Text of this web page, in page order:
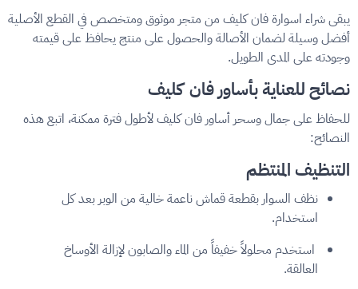
يبقى شراء اسوارة فان كليف من متجر موثوق ومتخصص في القطع الأصلية
أفضل وسيلة لضمان الأصالة والحصول على منتج يحافظ على قيمته
وجودته على المدى الطويل.
نصائح للعناية بأساور فان كليف
للحفاظ على جمال وسحر أساور فان كليف لأطول فترة ممكنة، اتبع هذه
النصائح:
التنظيف المنتظم
نظف السوار بقطعة قماش ناعمة خالية من الوبر بعد كل
استخدام.
استخدم محلولاً خفيفاً من الماء والصابون لإزالة الأوساخ
العالقة.